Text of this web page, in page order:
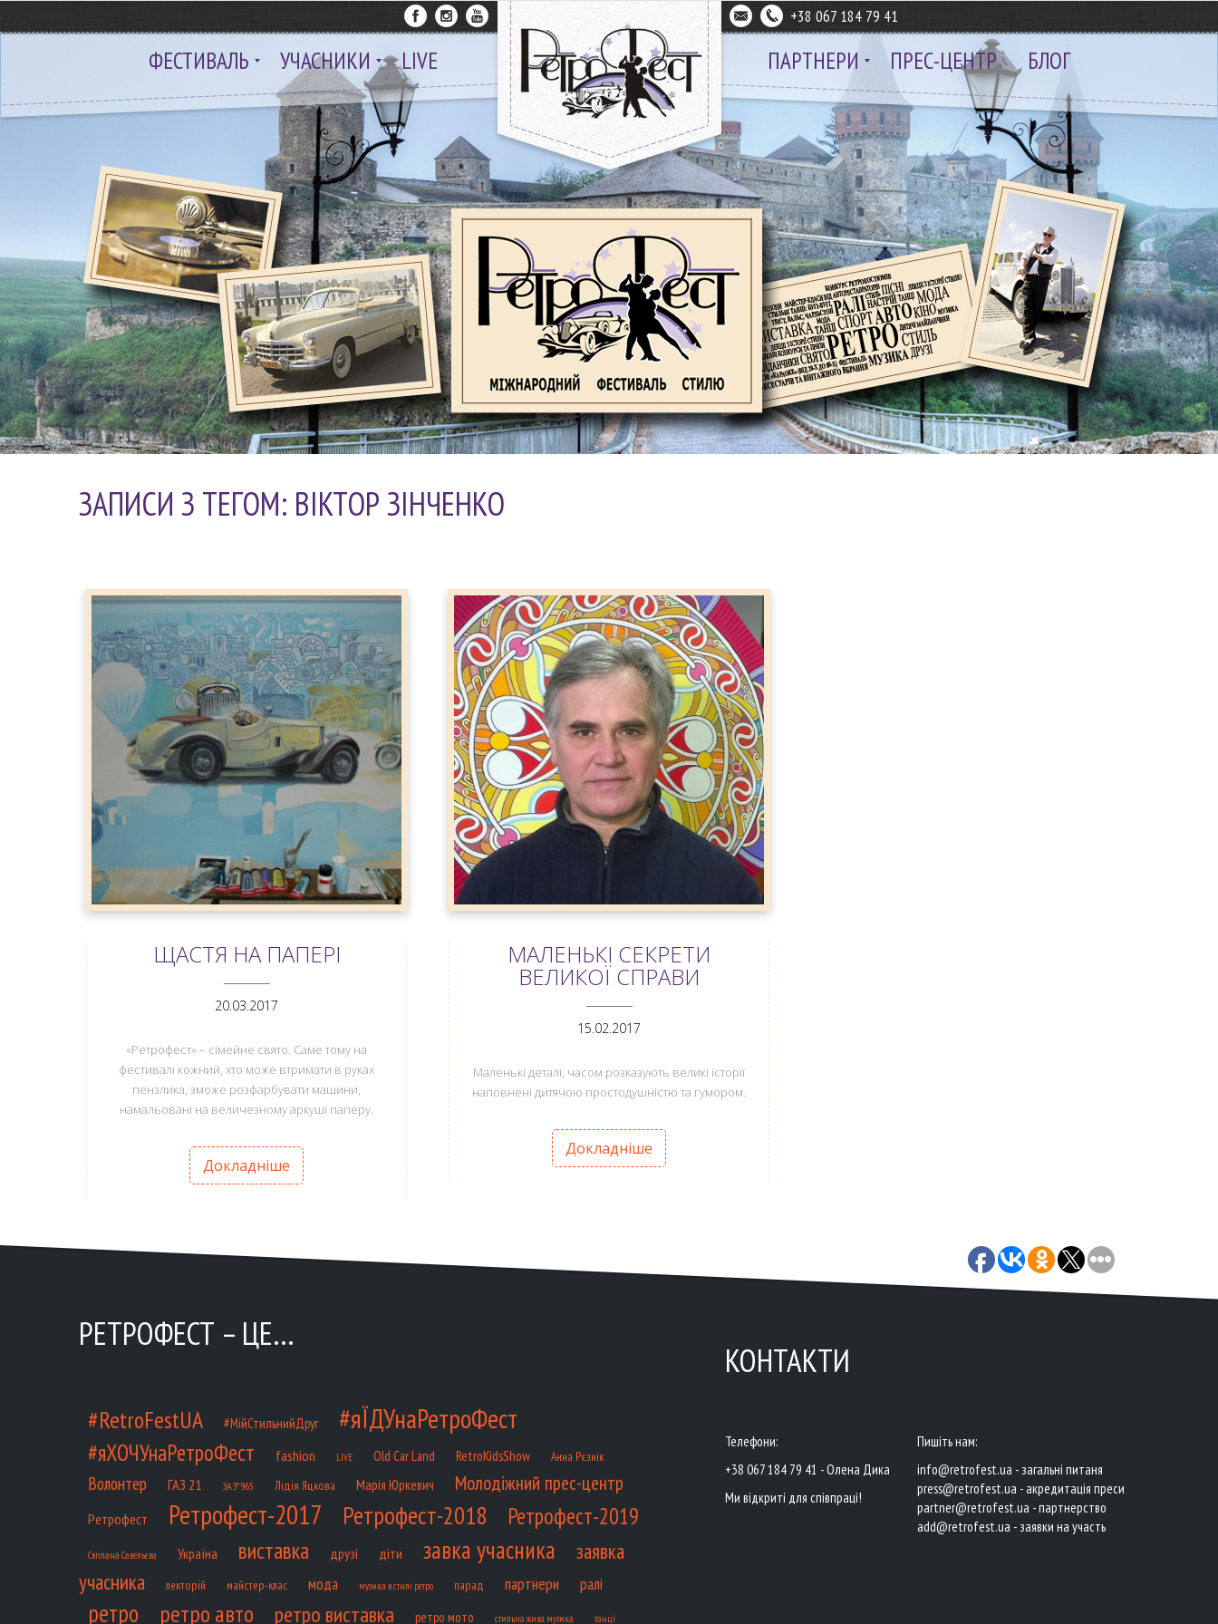
+38 067 184 79 41
ФЕСТИВАЛЬ УЧАСНИКИ LIVE ПАРТНЕРИ ПРЕС-ЦЕНТР БЛОГ
ЗАПИСИ З ТЕГОМ: ВІКТОР ЗІНЧЕНКО
ЩАСТЯ НА ПАПЕРІ
20.03.2017
«Ретрофест» – сімейне свято. Саме тому на
фестивалі кожний, хто може втримати в руках
пензлика, зможе розфарбувати машини,
намальовані на величезному аркуші паперу.
Докладніше
МАЛЕНЬКІ СЕКРЕТИ
ВЕЛИКОЇ СПРАВИ
15.02.2017
Маленькі деталі, часом розказують великі історії
наповнені дитячою простодушністю та гумором.
Докладніше
РЕТРОФЕСТ – ЦЕ…
#RetroFestUA #МійСтильнийДруг #яЇДУнаРетроФест
#яХОЧУнаРетроФест fashion LIVE Old Car Land RetroKidsShow Анна Рєзнік
Волонтер ГАЗ 21 ЗАЗ*965 Лідія Яцкова Марія Юркевич Молодіжний прес-центр
Ретрофест Ретрофест-2017 Ретрофест-2018 Ретрофест-2019
Світлана Савельєва Україна виставка друзі діти завка учасника
заявка
учасника
лекторій майстер-клас мода музика в стилі ретро парад партнери ралі
ретро ретро авто ретро виставка ретро мото стильна жива музика танці
КОНТАКТИ
Телефони:
+38 067 184 79 41 - Олена Дика
Ми відкриті для співпраці!
Пишіть нам:
info@retrofest.ua - загальні питаня
press@retrofest.ua - акредитація преси
partner@retrofest.ua - партнерство
add@retrofest.ua - заявки на участь